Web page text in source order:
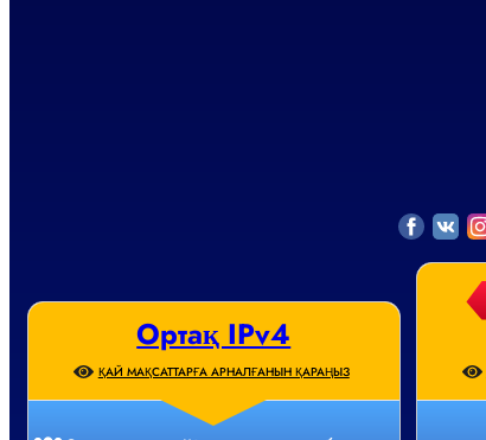
Ортақ IPv4
ҚАЙ МАҚСАТТАРҒА АРНАЛҒАНЫН ҚАРАҢЫЗ